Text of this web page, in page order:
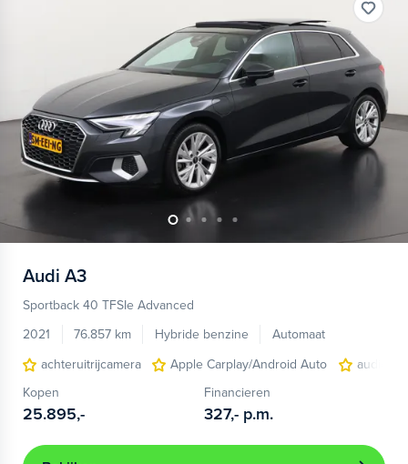
Audi A3
Sportback 40 TFSIe Advanced
2021
76.857 km Hybride benzine
Automaat
achteruitrijcamera
Apple Carplay/Android Auto
audio
Kopen
25.895,-
Financieren
327,- p.m.